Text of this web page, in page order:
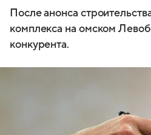
После анонса
комплекса на омском
конкурента.